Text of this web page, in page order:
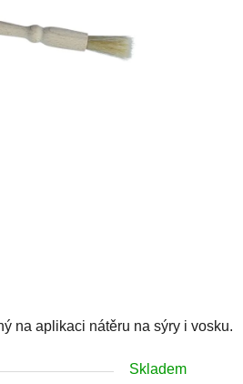
na aplikaci nátěru na sýry i vosku.
Skladem